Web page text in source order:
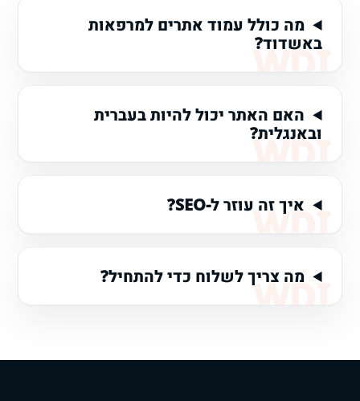
מה כולל עמוד אתרים למרפאות
באשדוד?
האם האתר יכול להיות בעברית
ובאנגלית?
איך זה עוזר ל-SEO?
מה צריך לשלוח כדי להתחיל?